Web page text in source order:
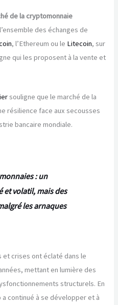
de la cryptomonnaie
des échanges de
, l’Ethereum ou le Litecoin, sur
qui les proposent à la vente et
souligne que le marché de la
résilience face aux secousses
bancaire mondiale.
: un
volatil, mais des
les arnaques
et crises ont éclaté dans le
mettant en lumière des
structurels. En
continué à se développer et à